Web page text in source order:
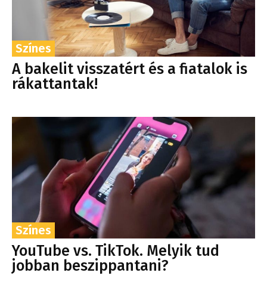
Színes
A bakelit visszatért és a fiatalok is
rákattantak!
Színes
YouTube vs. TikTok. Melyik tud
jobban beszippantani?